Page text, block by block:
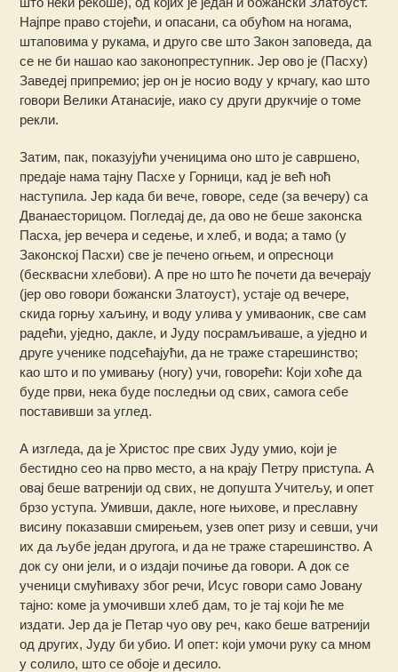
Најпре право стојећи, и опасани, са обућом на ногама,
штаповима у рукама, и друго све што Закон заповеда, да
се не би нашао као законопреступник. Јер ово је (Пасху)
Заведеј припремио; јер он је носио воду у крчагу, као што
говори Велики Атанасије, иако су други друкчије о томе
рекли.
Затим, пак, показујући ученицима оно што је савршено,
предаје нама тајну Пасхе у Горници, кад је већ ноћ
наступила. Јер када би вече, говоре, седе (за вечеру) са
Дванаесторицом. Погледај де, да ово не беше законска
Пасха, јер вечера и седење, и хлеб, и вода; а тамо (у
Законској Пасхи) све је печено огњем, и опресноци
(бесквасни хлебови). А пре но што ће почети да вечерају
(јер ово говори божански Златоуст), устаје од вечере,
скида горњу хаљину, и воду улива у умиваоник, све сам
радећи, уједно, дакле, и Јуду посрамљиваше, а уједно и
друге ученике подсећајући, да не траже старешинство;
као што и по умивању (ногу) учи, говорећи: Који хоће да
буде први, нека буде последњи од свих, самога себе
поставивши за углед.
А изгледа, да је Христос пре свих Јуду умио, који је
бестидно сео на прво место, а на крају Петру приступа. А
овај беше ватренији од свих, не допушта Учитељу, и опет
брзо уступа. Умивши, дакле, ноге њихове, и преславну
висину показавши смирењем, узев опет ризу и севши, учи
их да љубе један другога, и да не траже старешинство. А
док су они јели, и о издаји почиње да говори. А док се
ученици смућиваху због речи, Исус говори само Јовану
тајно: коме ја умочивши хлеб дам, то је тај који ће ме
издати. Јер да је Петар чуо ову реч, како беше ватренији
од других, Јуду би убио. И опет: који умочи руку са мном
у солило, што се обоје и десило.